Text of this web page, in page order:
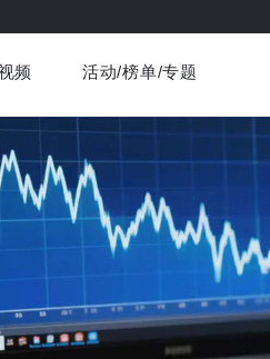
业消费 社会文化
书影音
频
视频精选
活动/榜单/专题